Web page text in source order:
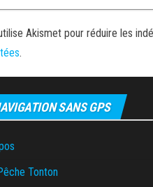
Akismet pour réduire les
.
SANS GPS
Tonton